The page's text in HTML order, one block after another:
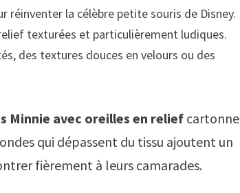
réinventer la célèbre petite souris de Disney.
texturées et particulièrement ludiques.
des textures douces en velours ou des
Minnie avec oreilles en relief cartonne
qui dépassent du tissu ajoutent un
fièrement à leurs camarades.